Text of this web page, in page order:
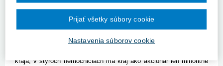
zveľaďovať, chrániť a zhodnocovať. Národní kontrolóri sa preto
majetkom vo všetkých ôsmich samosprávnych krajoch. Spomedzi
VÚC, ich ostalo 24. Jedenásť z nich je prenajatých, sedem
kraja, v štyroch nemocniciach má kraj ako akcionár len minoritné
Nastavenia súborov cookie
Prijať všetky súbory cookie